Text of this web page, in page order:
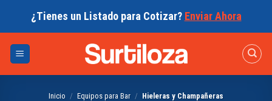
¿Tienes un Listado para Cotizar? Enviar Ahora
Inicio / Equipos para Bar / Hieleras y Champañeras